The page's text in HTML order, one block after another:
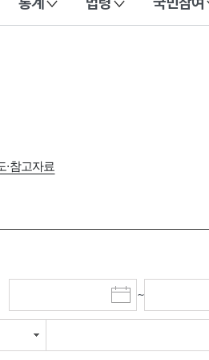
.
·참고자료
시
작
~